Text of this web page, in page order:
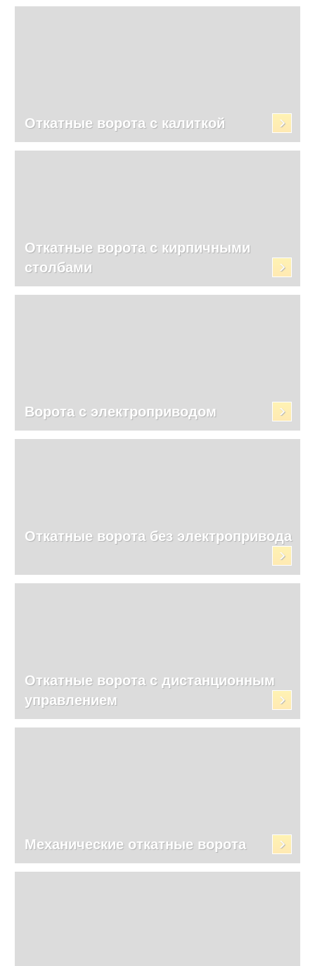
Откатные ворота с калиткой
Откатные ворота с кирпичными
столбами
Ворота с электроприводом
Откатные ворота без электропривода
Откатные ворота с дистанционным
управлением
Механические откатные ворота